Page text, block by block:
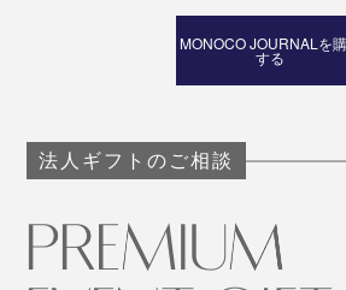
MONOCO JOURNALを
する
法人ギフトのご相談